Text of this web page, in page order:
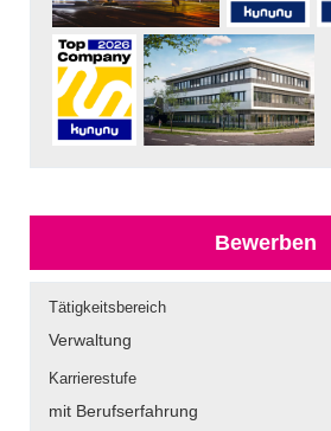
Bewerben
Tätigkeitsbereich
Verwaltung
Karrierestufe
mit Berufserfahrung